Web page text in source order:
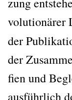
vo­lu­tio­nä­rer
der
der
fien und
aus­führ­lich